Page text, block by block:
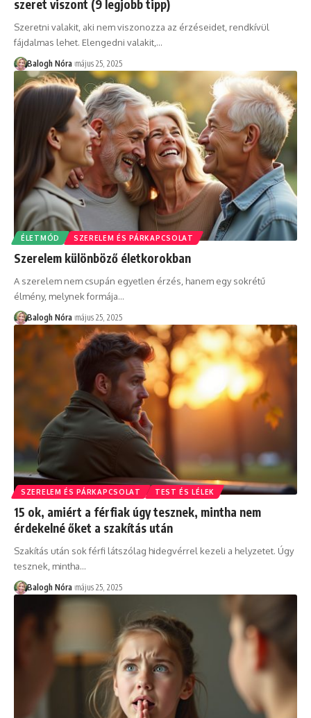
szeret viszont (9 legjobb tipp)
Szeretni valakit, aki nem viszonozza az érzéseidet, rendkívül
fájdalmas lehet. Elengedni valakit, …
Balogh Nóra május 25, 2025
ÉLETMÓD SZERELEM ÉS PÁRKAPCSOLAT
Szerelem különböző életkorokban
A szerelem nem csupán egyetlen érzés, hanem egy sokrétű
élmény, melynek formája…
Balogh Nóra május 25, 2025
SZERELEM ÉS PÁRKAPCSOLAT TEST ÉS LÉLEK
15 ok, amiért a férfiak úgy tesznek, mintha nem
érdekelné őket a szakítás után
Szakítás után sok férfi látszólag hidegvérrel kezeli a helyzetet. Úgy
tesznek, mintha…
Balogh Nóra május 25, 2025